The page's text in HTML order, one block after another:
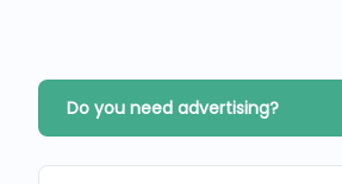
Do you need advertising?